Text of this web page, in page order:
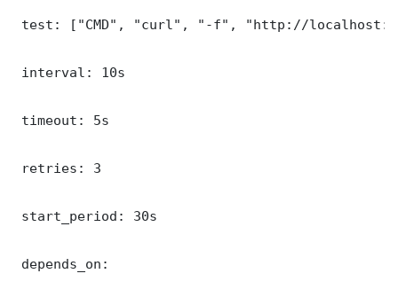
test: ["CMD", "curl", "-f", "http://
interval: 10s
timeout: 5s
retries: 3
start_period: 30s
depends_on: